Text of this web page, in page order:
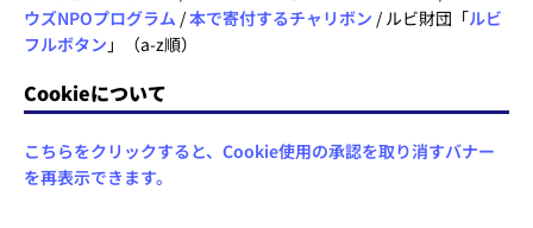
ウズNPOプログラム /本で寄付するチャリボン / ルビ財団「ルビ
フルボタン 」（a-z順）
Cookieについて
こちらをクリックすると、Cookie使用の承認を取り消すバナー
を再表示できます。